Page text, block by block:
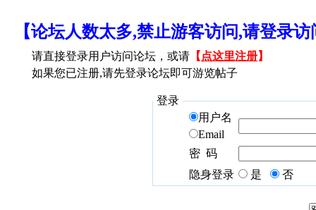
【论坛人数太多,禁止游客访问,请登录
请直接登录用户访问论坛，或请 【 点这里注册】
如果您已注册,请先登录论坛即可游览帖子
登录
用户名
Email
密 码
隐身登录
是 否